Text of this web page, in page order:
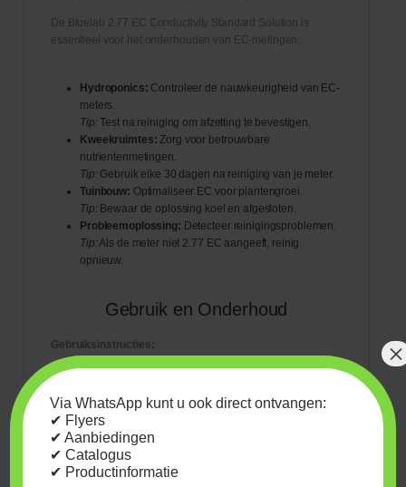
De Bluelab 2.77 EC Conductivity Standard Solution is
essentieel voor het onderhouden van EC-metingen:
Hydroponics: Controleer de nauwkeurigheid van EC-
meters.
Tip:Test na reiniging om afzetting te bevestigen.
Kweekruimtes: Zorg voor betrouwbare
nutrientenmetingen.
Tip:Gebruik elke 30 dagen na reiniging van je meter.
Tuinbouw: Optimaliseer EC voor plantengroei.
Tip:Bewaar de oplossing koel en afgesloten.
Probleemoplossing: Detecteer reinigingsproblemen.
Tip:Als de meter niet 2.77 EC aangeeft, reinig
opnieuw.
Gebruik en Onderhoud
Gebruiksinstructies:
reiniger.
Dompel de sonde in de 2.77 EC oplossing en
controleer of de meter 2.77 EC aangeeft.
Spoel de sonde na gebruik met kraanwater.
Via WhatsApp kunt u ook direct ontvangen:
✔ Flyers
✔ Aanbiedingen
✔ Catalogus
✔ Productinformatie
×